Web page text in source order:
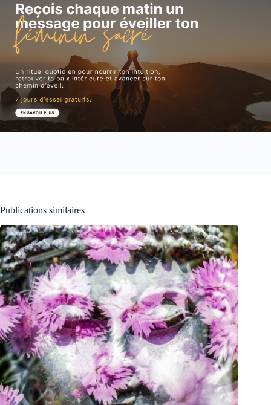
Publications similaires